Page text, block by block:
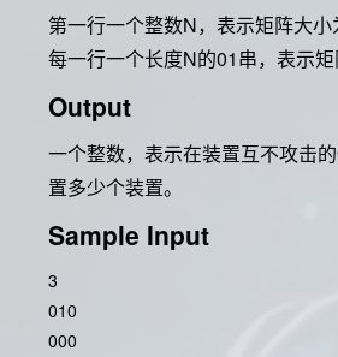
第一行一个整数N，表示矩阵大
每一行一个长度N的01串，表示矩
Output
一个整数，表示在装置互不攻击
置多少个装置。
Sample Input
3
010
000